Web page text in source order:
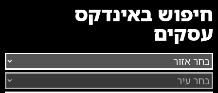
חיפוש באינדקס
עסקים